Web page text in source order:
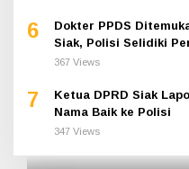
6
Dokter PPDS
Siak, Polisi Selidiki
367 Views
7
Ketua DPRD Siak
Nama Baik ke Polisi
347 Views